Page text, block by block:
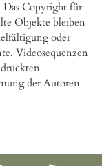
Das Copyright für
Objekte bleiben
oder
Videosequenzen
der Autoren